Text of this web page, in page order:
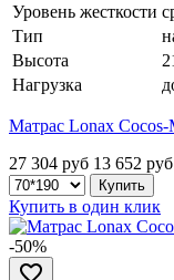
Уровень жесткости
Тип
Высота
Нагрузка
Матрас Lonax Cocos-
27 304 руб 13 652 руб
Купить в один клик
-50%